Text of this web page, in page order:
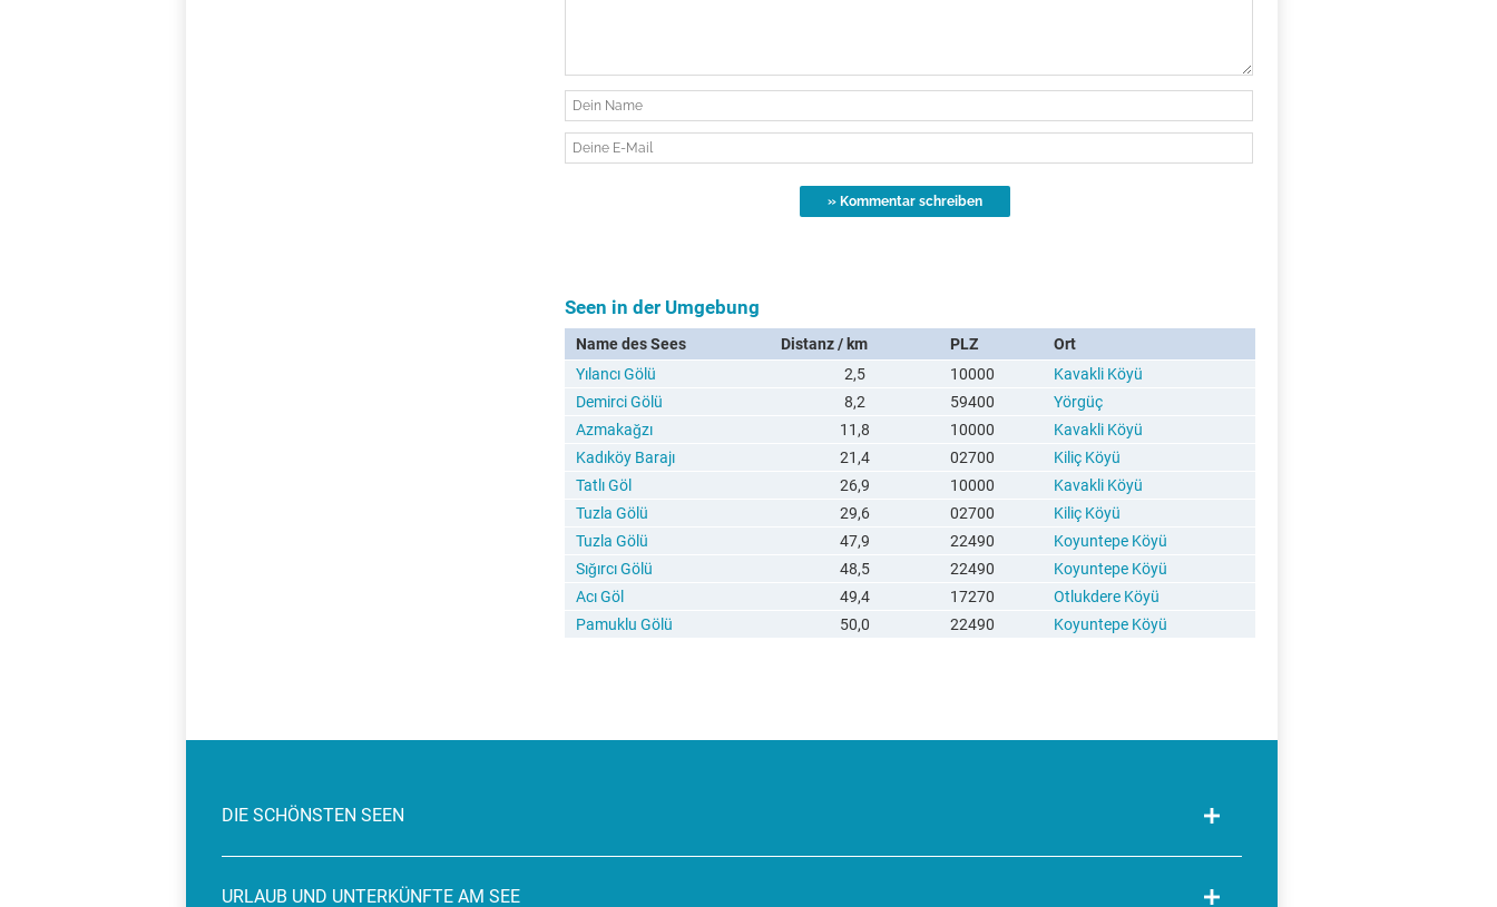
Seen in der Umgebung
Name des Sees Distanz / km PLZ
Ort
Yılancı Gölü
2,5 10000
Kavakli Köyü
Demirci Gölü
8,2 59400
Yörgüç
Azmakağzı
11,8 10000
Kavakli Köyü
Kadıköy Barajı
21,4 02700
Kiliç Köyü
Tatlı Göl
26,9 10000
Kavakli Köyü
Tuzla Gölü
29,6 02700
Kiliç Köyü
Tuzla Gölü
47,9 22490
Koyuntepe Köyü
Sığırcı Gölü
48,5 22490
Koyuntepe Köyü
Acı Göl
49,4 17270
Otlukdere Köyü
Pamuklu Gölü
50,0 22490 Koyuntepe Köyü
DIE SCHÖNSTEN SEEN
URLAUB UND UNTERKÜNFTE AM SEE